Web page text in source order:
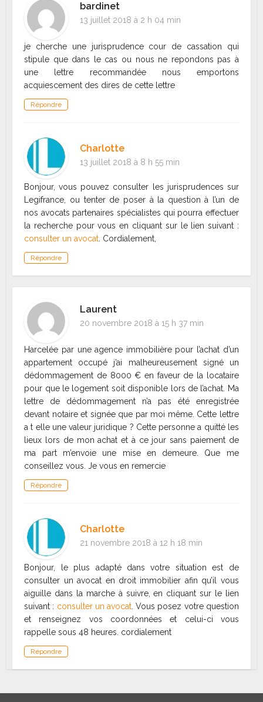
bardinet
13 juillet 2018 à 2 h 04 min
je cherche une jurisprudence cour de cassation qui
stipule que dans le cas ou nous ne repondons pas à
une lettre recommandée nous emportons
acquiescement des dires de cette lettre
Répondre
Charlotte
13 juillet 2018 à 8 h 55 min
Bonjour, vous pouvez consulter les jurisprudences sur
Legifrance, ou tenter de poser à la question à l’un de
nos avocats partenaires spécialistes qui pourra effectuer
la recherche pour vous en cliquant sur le lien suivant :
consulter un avocat . Cordialement,
Répondre
Laurent
20 novembre 2018 à 15 h 37 min
Harcelée par une agence immobilière pour l’achat d’un
appartement occupé j’ai malheureusement signé un
dédommagement de 8000 € en faveur de la locataire
pour que le logement soit disponible lors de l’achat. Ma
lettre de dédommagement n’a pas été enregistrée
devant notaire et signée que par moi même. Cette lettre
a t elle une valeur juridique ? Cette personne a quitté les
lieux lors de mon achat et à ce jour sans paiement de
ma part m’envoie une mise en demeure. Que me
conseillez vous. Je vous en remercie
Répondre
Charlotte
21 novembre 2018 à 12 h 18 min
Bonjour, le plus adapté dans votre situation est de
consulter un avocat en droit immobilier afin qu’il vous
aiguille dans la marche à suivre, en cliquant sur le lien
suivant : consulter un avocat . Vous posez votre question
et renseignez vos coordonnées et celui-ci vous
rappelle sous 48 heures. cordialement
Répondre